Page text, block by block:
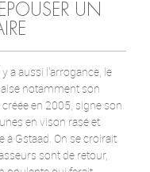
UN
a aussi l'arrogance, le
notamment son
en 2005, signe son
en vison rasé et
Gstaad. On se croirait
sont de retour,